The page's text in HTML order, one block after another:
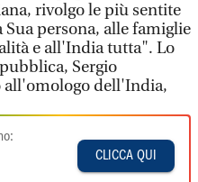
rivolgo le più sentite
persona, alle famiglie
e all'India tutta". Lo
Sergio
all'omologo dell'India,
CLICCA QUI